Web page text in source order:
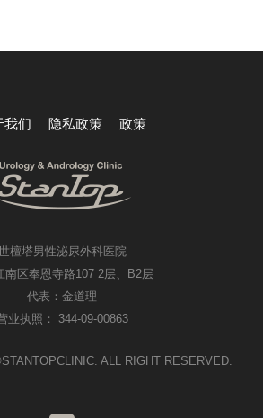
我们 隐私政策 政策
檀塔男性泌尿外科医院
南区奉恩寺路107 2层、B2层
代表：金道理
业执照： 344-09-00863
ALL RIGHT RESERVED.